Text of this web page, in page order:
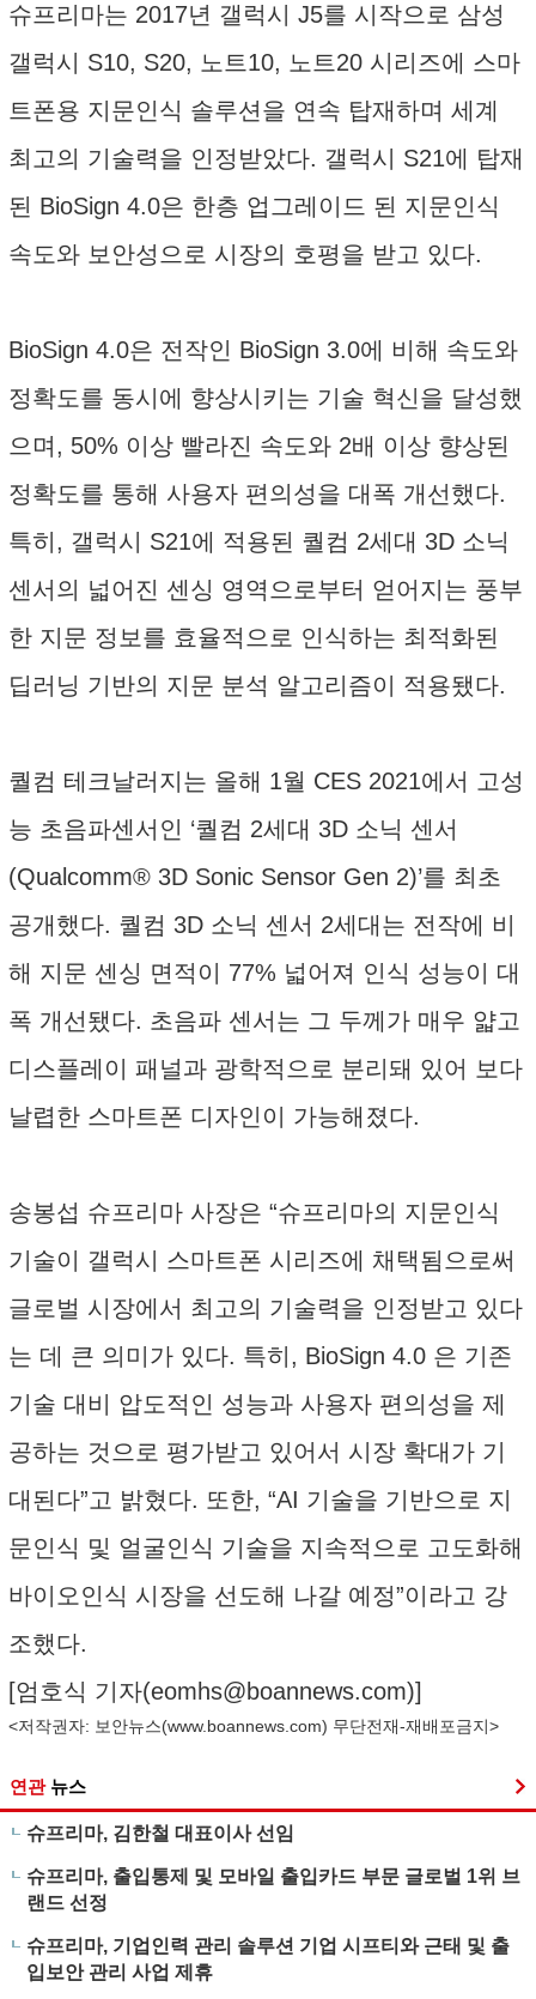
슈프리마는 2017년 갤럭시 J5를 시작으로 삼성
갤럭시 S10, S20, 노트10, 노트20 시리즈에 스마
트폰용 지문인식 솔루션을 연속 탑재하며 세계
최고의 기술력을 인정받았다. 갤럭시 S21에 탑재
된 BioSign 4.0은 한층 업그레이드 된 지문인식
속도와 보안성으로 시장의 호평을 받고 있다.
BioSign 4.0은 전작인 BioSign 3.0에 비해 속도와
정확도를 동시에 향상시키는 기술 혁신을 달성했
으며, 50% 이상 빨라진 속도와 2배 이상 향상된
정확도를 통해 사용자 편의성을 대폭 개선했다.
특히, 갤럭시 S21에 적용된 퀄컴 2세대 3D 소닉
센서의 넓어진 센싱 영역으로부터 얻어지는 풍부
한 지문 정보를 효율적으로 인식하는 최적화된
딥러닝 기반의 지문 분석 알고리즘이 적용됐다.
퀄컴 테크날러지는 올해 1월 CES 2021에서 고성
능 초음파센서인 ‘퀄컴 2세대 3D 소닉 센서
(Qualcomm® 3D Sonic Sensor Gen 2)’를 최초
공개했다. 퀄컴 3D 소닉 센서 2세대는 전작에 비
해 지문 센싱 면적이 77% 넓어져 인식 성능이 대
폭 개선됐다. 초음파 센서는 그 두께가 매우 얇고
디스플레이 패널과 광학적으로 분리돼 있어 보다
날렵한 스마트폰 디자인이 가능해졌다.
송봉섭 슈프리마 사장은 “슈프리마의 지문인식
기술이 갤럭시 스마트폰 시리즈에 채택됨으로써
글로벌 시장에서 최고의 기술력을 인정받고 있다
는 데 큰 의미가 있다. 특히, BioSign 4.0 은 기존
기술 대비 압도적인 성능과 사용자 편의성을 제
공하는 것으로 평가받고 있어서 시장 확대가 기
대된다”고 밝혔다. 또한, “AI 기술을 기반으로 지
문인식 및 얼굴인식 기술을 지속적으로 고도화해
바이오인식 시장을 선도해 나갈 예정”이라고 강
조했다.
[엄호식 기자(eomhs@boannews.com)]
<저작권자: 보안뉴스(www.boannews.com) 무단전재-재배포금지>
연관 뉴스
슈프리마, 김한철 대표이사 선임
슈프리마, 출입통제 및 모바일 출입카드 부문 글로벌 1위 브
랜드 선정
슈프리마, 기업인력 관리 솔루션 기업 시프티와 근태 및 출
입보안 관리 사업 제휴